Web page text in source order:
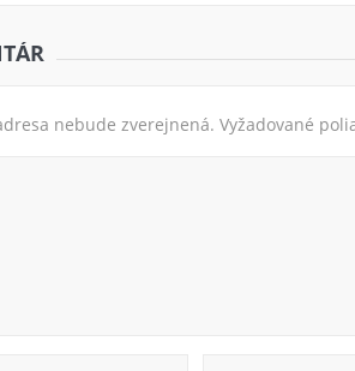
nebude zverejnená. Vyžadované